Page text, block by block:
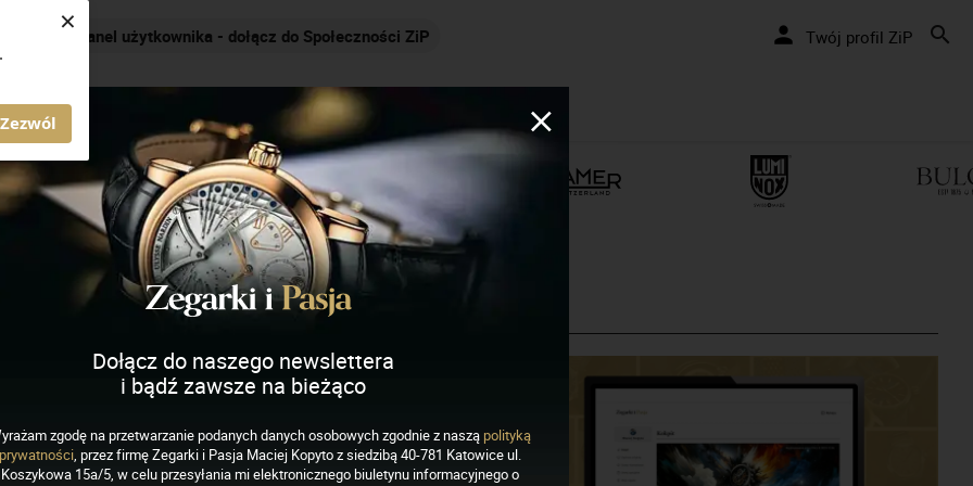
Zezwól
× Nakręcamy pozytywnie... cały czas! Twój profil ZiP
ZEGARKI I PASJA
Dołącz do naszego newslettera
i bądź zawsze na bieżąco
zgodę na przetwarzanie podanych danych osobowych zgodnie z naszą polityką
prywatności, przez firmę Zegarki i Pasja Maciej Kopyto z siedzibą 40-781 Katowice ul.
Koszykowa 15a/5, w celu przesyłania mi elektronicznego biuletynu informacyjnego o